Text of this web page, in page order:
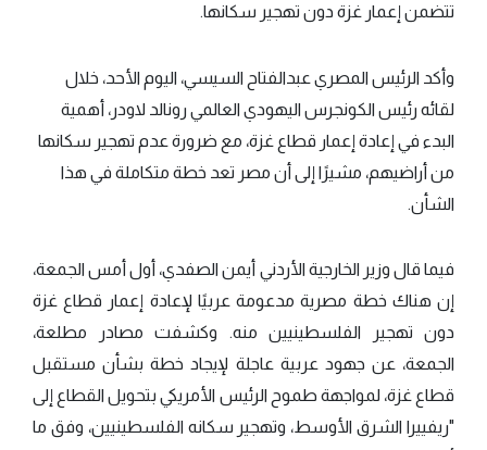
تتضمن إعمار غزة دون تهجير سكانها.
وأكد الرئيس المصري عبدالفتاح السيسي، اليوم الأحد، خلال
لقائه رئيس الكونجرس اليهودي العالمي رونالد لاودر، أهمية
البدء في إعادة إعمار قطاع غزة، مع ضرورة عدم تهجير سكانها
من أراضيهم، مشيرًا إلى أن مصر تعد خطة متكاملة في هذا
الشأن.
فيما قال وزير الخارجية الأردني أيمن الصفدي، أول أمس الجمعة،
إن هناك خطة مصرية مدعومة عربيًا لإعادة إعمار قطاع غزة
دون تهجير الفلسطينيين منه. وكشفت مصادر مطلعة،
الجمعة، عن جهود عربية عاجلة لإيجاد خطة بشأن مستقبل
قطاع غزة، لمواجهة طموح الرئيس الأمريكي بتحويل القطاع إلى
"ريفييرا الشرق الأوسط، وتهجير سكانه الفلسطينيين، وفق ما